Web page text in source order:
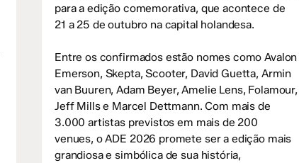
para a edição comemorativa, que acontece de
21 a 25 de outubro na capital holandesa.
Entre os confirmados estão nomes como Avalon
Emerson, Skepta, Scooter, David Guetta, Armin
van Buuren, Adam Beyer, Amelie Lens, Folamour,
Jeff Mills e Marcel Dettmann. Com mais de
3.000 artistas previstos em mais de 200
venues, o ADE 2026 promete ser a edição mais
grandiosa e simbólica de sua história,